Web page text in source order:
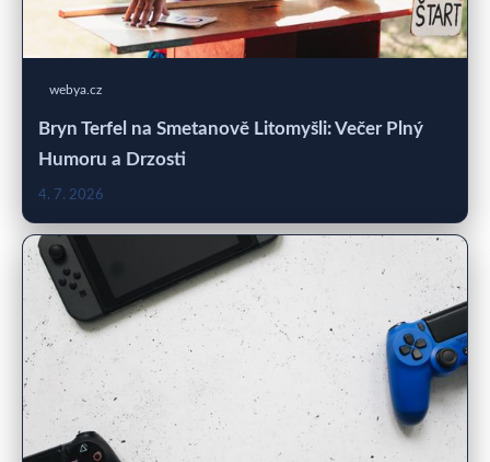
webya.cz
Bryn Terfel na Smetanově Litomyšli: Večer Plný
Humoru a Drzosti
4. 7. 2026